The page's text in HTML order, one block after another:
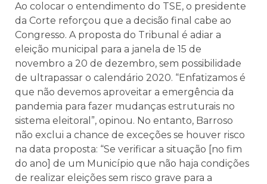
Ao colocar o entendimento do TSE, o presidente
da Corte reforçou que a decisão final cabe ao
Congresso. A proposta do Tribunal é adiar a
eleição municipal para a janela de 15 de
novembro a 20 de dezembro, sem possibilidade
de ultrapassar o calendário 2020. “Enfatizamos é
que não devemos aproveitar a emergência da
pandemia para fazer mudanças estruturais no
sistema eleitoral”, opinou. No entanto, Barroso
não exclui a chance de exceções se houver risco
na data proposta: “Se verificar a situação [no fim
do ano] de um Município que não haja condições
de realizar eleições sem risco grave para a